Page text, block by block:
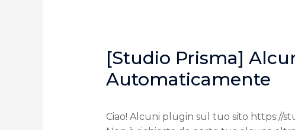
[Studio Prisma]
Automaticamente
Ciao! Alcuni plugin sul tuo sito https://